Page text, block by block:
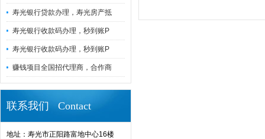
寿光银行贷款办理，寿光房产抵
寿光银行收款码办理，秒到账P
寿光银行收款码办理，秒到账P
赚钱项目全国招代理商，合作商
联系我们 Contact
地址：寿光市正阳路富地中心16楼